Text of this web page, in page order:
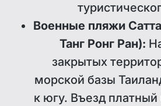
Военные пляжи
Танг Ронг Ран):
закрытых
морской базы
к югу. Въезд платный